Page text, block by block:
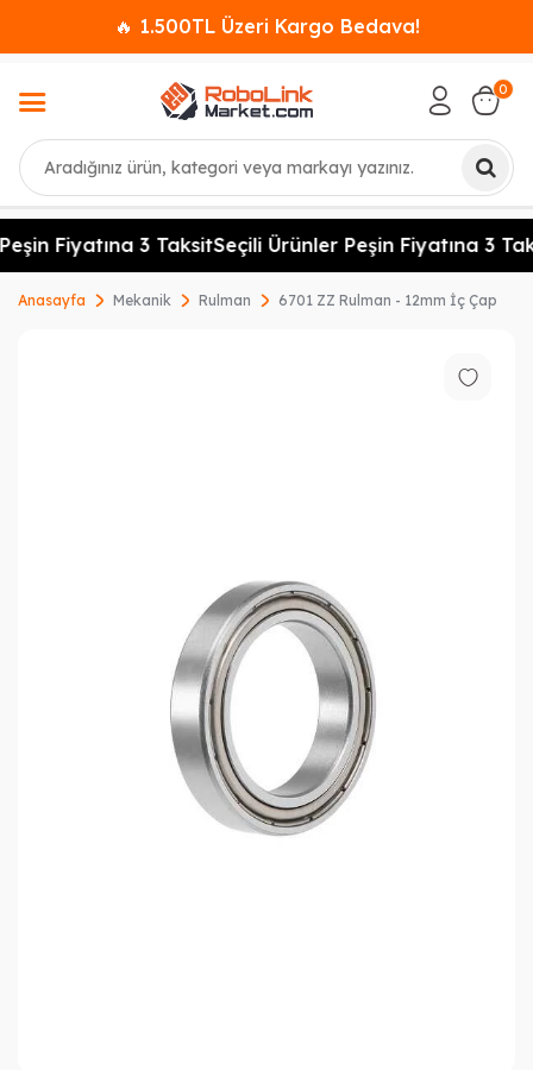
🔥 1.500TL Üzeri Kargo Bedava!
Ara
0
Fiyatına 3 TaksitSeçili Ürünler Peşin Fiyatına 3
Anasayfa Mekanik Rulman 6701 ZZ Rulman - 12mm İç Çap